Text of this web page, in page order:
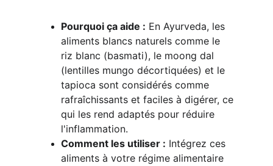
Pourquoi ça aide : En Ayurveda, les
aliments blancs naturels comme le
riz blanc (basmati), le moong dal
(lentilles mungo décortiquées) et le
tapioca sont considérés comme
rafraîchissants et faciles à digérer, ce
qui les rend adaptés pour réduire
l'inflammation.
Comment les utiliser : Intégrez ces
aliments à votre régime alimentaire